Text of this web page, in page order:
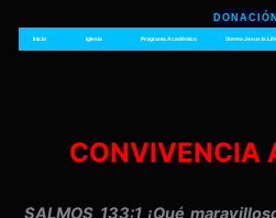
DONACIÓN
Inicio Iglesia Programa Académico Stereo Jesus Is Life
CONVIVENCIA
SALMOS 133:1 ¡Qué